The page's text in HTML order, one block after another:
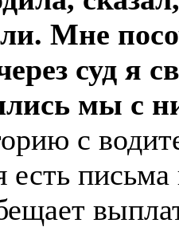
Мне
суд я
мы с
с
есть